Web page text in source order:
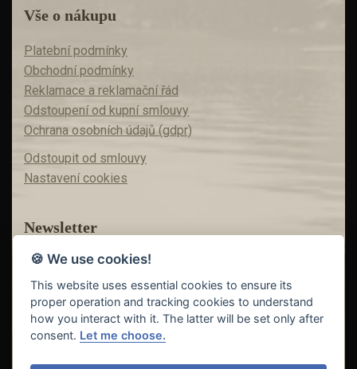
Vše o nákupu
Platební podmínky
Obchodní podmínky
Reklamace a reklamační řád
Odstoupení od kupní smlouvy
Ochrana osobních údajů (gdpr)
Odstoupit od smlouvy
Nastavení cookies
Newsletter
Máte zájem o akční nabídky?
Teď už vám nic neunikne!
🍪 We use cookies!
This website uses essential cookies to ensure its
proper operation and tracking cookies to understand
how you interact with it. The latter will be set only after
consent. Let me choose.